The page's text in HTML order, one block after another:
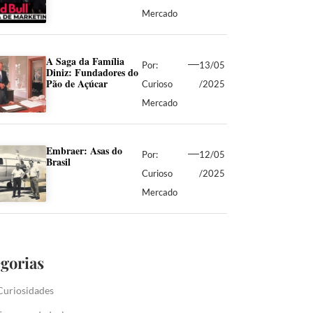
Mercado
A Saga da Família
Diniz: Fundadores do
Pão de Açúcar
Por:
Curioso
Mercado
13/05
/2025
Embraer: Asas do
Brasil
Por:
Curioso
Mercado
12/05
/2025